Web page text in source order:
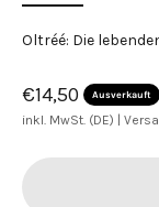
Oltréé: Die
Angebot
€14,50 Ausverkauft
inkl. MwSt. (DE) |